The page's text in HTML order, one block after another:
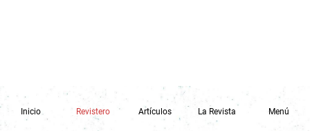
Inicio Revistero Artículos La Revista Menú